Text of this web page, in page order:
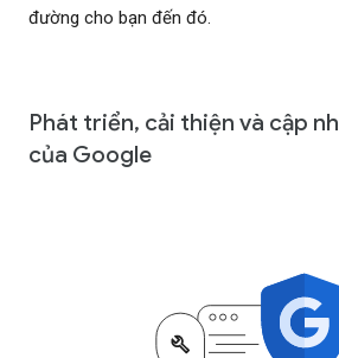
đường cho bạn đến đó.
Phát triển, cải thiện và cập
của Google